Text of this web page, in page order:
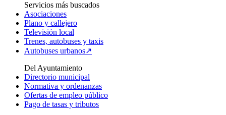
Servicios más buscados
Asociaciones
Plano y callejero
Televisión local
Trenes, autobuses y taxis
Autobuses urbanos↗
Del Ayuntamiento
Directorio municipal
Normativa y ordenanzas
Ofertas de empleo público
Pago de tasas y tributos